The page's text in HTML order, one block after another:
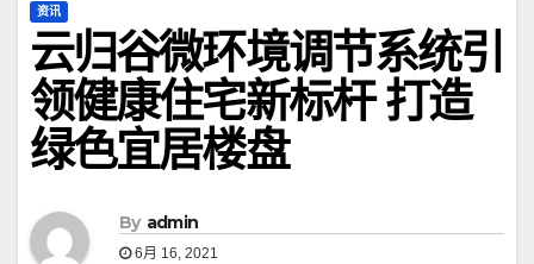
资讯
云归谷微环境调节系统引
领健康住宅新标杆 打造
绿色宜居楼盘
By admin
6月 16, 2021